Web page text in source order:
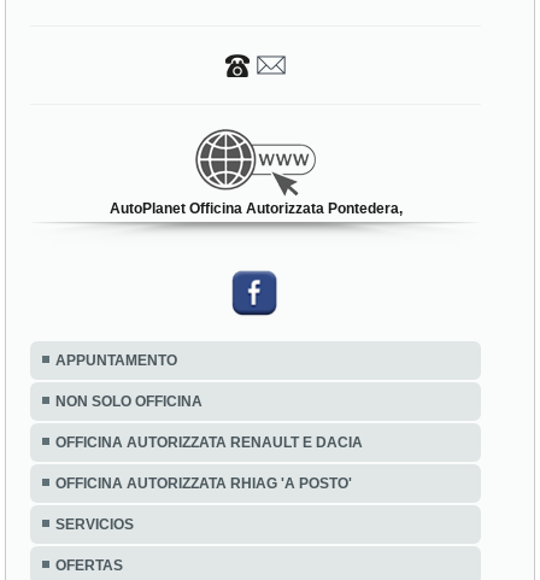
AutoPlanet Officina Autorizzata Pontedera,
APPUNTAMENTO
NON SOLO OFFICINA
OFFICINA AUTORIZZATA RENAULT E DACIA
OFFICINA AUTORIZZATA RHIAG 'A POSTO'
SERVICIOS
OFERTAS